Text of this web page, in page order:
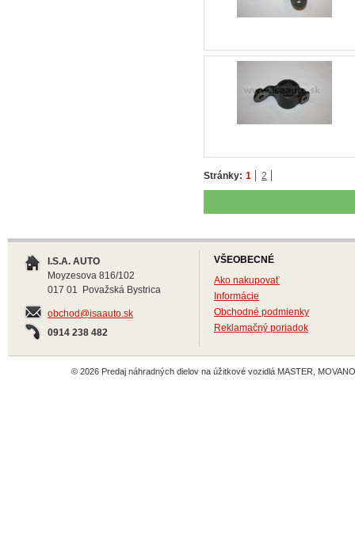
Stránky: 1 2
I.S.A. AUTO
Moyzesova 816/102
017 01 Považská Bystrica
obchod@isaauto.sk
0914 238 482
VŠEOBECNÉ
Ako nakupovať
Informácie
Obchodné podmienky
Reklamačný poriadok
© 2026 Predaj náhradných dielov na úžitkové vozidlá MASTER,